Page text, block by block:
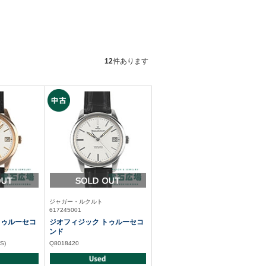
12件あります
ルーセコ
ジャガー・ルクルト
617245001
ジオフィジック トゥルーセコ
ンド
Q8018420